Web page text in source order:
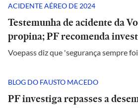
ACIDENTE AÉREO DE 2024
Testemunha de acidente da
propina; PF recomenda
Voepass diz que 'segurança sempre
BLOG DO FAUSTO MACEDO
PF investiga repasses a